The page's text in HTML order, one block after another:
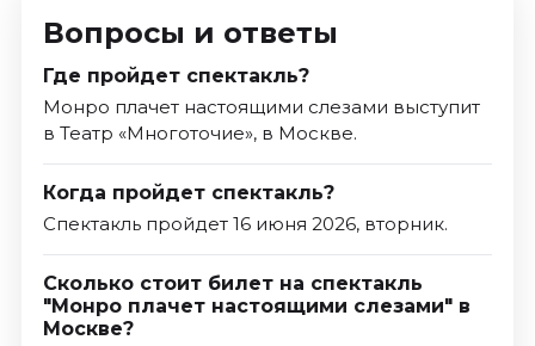
Вопросы и ответы
Где пройдет спектакль?
Монро плачет настоящими слезами выступит
в Театр «Многоточие», в Москве.
Когда пройдет спектакль?
Спектакль пройдет 16 июня 2026, вторник.
Сколько стоит билет на спектакль
"Монро плачет настоящими слезами" в
Москве?